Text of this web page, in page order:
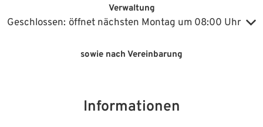
Verwaltung
Klicken, um weitere Öffnungs- oder Schließzeiten auszublenden
Geschlossen: öffnet nächsten Montag um 08:00 Uhr
sowie nach Vereinbarung
Informationen